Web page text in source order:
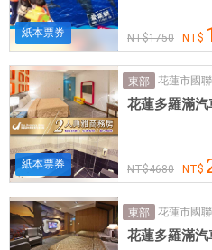
紙本票券 1750
紙本票券
東部 花蓮市國
花蓮多羅滿
4680
東部 花蓮市國
花蓮多羅滿